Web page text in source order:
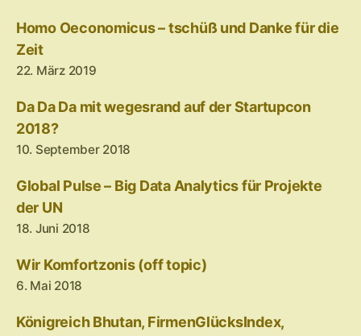
Homo Oeconomicus – tschüß und Danke für die
Zeit
22. März 2019
Da Da Da mit wegesrand auf der Startupcon
2018?
10. September 2018
Global Pulse – Big Data Analytics für Projekte
der UN
18. Juni 2018
Wir Komfortzonis (off topic)
6. Mai 2018
Königreich Bhutan, FirmenGlücksIndex,